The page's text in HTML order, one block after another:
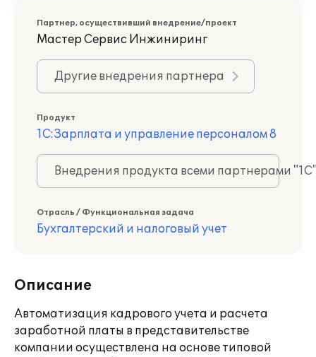
Партнер, осуществивший внедрение/проект
Мастер Сервис Инжиниринг
Другие внедрения партнера
Продукт
1С:Зарплата и управление персоналом 8
Внедрения продукта всеми партнерами
Отрасль / Функциональная задача
Бухгалтерский и налоговый учет
Описание
Автоматизация кадрового учета и расчета
заработной платы в представительстве
компании осуществлена на основе типовой